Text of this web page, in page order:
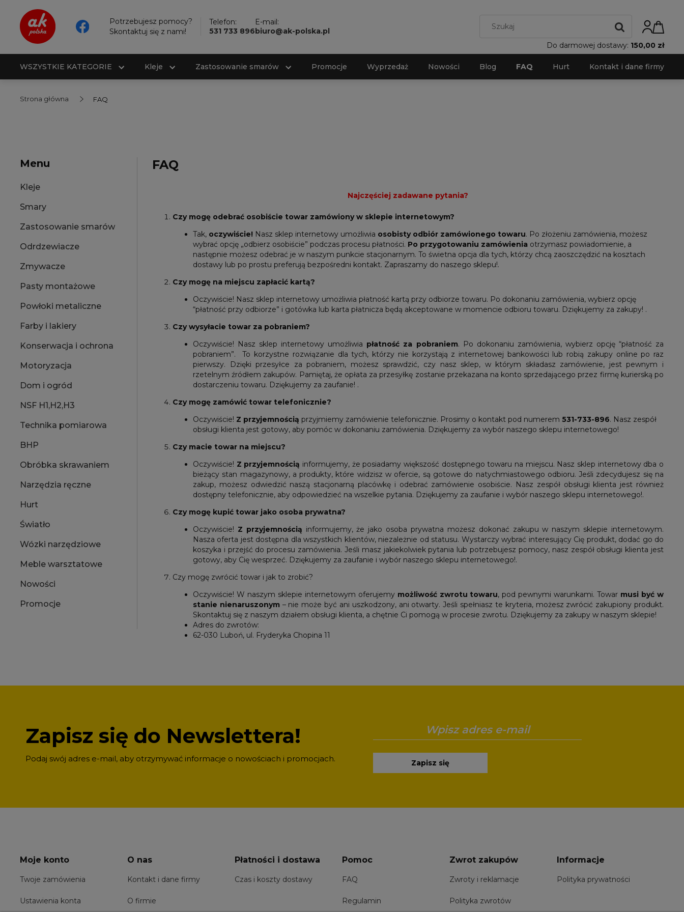
Potrzebujesz pomocy?
Skontaktuj się z nami!
Telefon:
531 733 896
E-mail:
biuro@ak-polska.pl
Do darmowej dostawy: 150,00 zł
WSZYSTKIE KATEGORIE Kleje Zastosowanie smarów Promocje Wyprzedaż Nowości Blog FAQ Hurt Kontakt i dane firmy
Strona główna FAQ
Menu
Kleje
Smary
Zastosowanie smarów
Odrdzewiacze
Zmywacze
Pasty montażowe
Powłoki metaliczne
Farby i lakiery
Konserwacja i ochrona
Motoryzacja
Dom i ogród
NSF H1,H2,H3
Technika pomiarowa
BHP
Obróbka skrawaniem
Narzędzia ręczne
Hurt
Światło
Wózki narzędziowe
Meble warsztatowe
Nowości
Promocje
FAQ
Najczęściej zadawane pytania?
Czy mogę odebrać osobiście towar zamówiony w sklepie internetowym?
Tak, oczywiście! Nasz sklep internetowy umożliwia osobisty odbiór zamówionego towaru. Po złożeniu zamówienia, możesz
wybrać opcję „odbierz osobiście” podczas procesu płatności. Po przygotowaniu zamówienia otrzymasz powiadomienie, a
następnie możesz odebrać je w naszym punkcie stacjonarnym. To świetna opcja dla tych, którzy chcą zaoszczędzić na kosztach
dostawy lub po prostu preferują bezpośredni kontakt. Zapraszamy do naszego sklepu!.
Czy mogę na miejscu zapłacić kartą?
Oczywiście! Nasz sklep internetowy umożliwia płatność kartą przy odbiorze towaru. Po dokonaniu zamówienia, wybierz opcję
“płatność przy odbiorze” i gotówka lub karta płatnicza będą akceptowane w momencie odbioru towaru. Dziękujemy za zakupy! .
Czy wysyłacie towar za pobraniem?
Oczywiście! Nasz sklep internetowy umożliwia płatność za pobraniem. Po dokonaniu zamówienia, wybierz opcję “płatność za
pobraniem”. To korzystne rozwiązanie dla tych, którzy nie korzystają z internetowej bankowości lub robią zakupy online po raz
pierwszy. Dzięki przesyłce za pobraniem, możesz sprawdzić, czy nasz sklep, w którym składasz zamówienie, jest pewnym i
rzetelnym źródłem zakupów. Pamiętaj, że opłata za przesyłkę zostanie przekazana na konto sprzedającego przez firmę kurierską po
dostarczeniu towaru. Dziękujemy za zaufanie! .
Czy mogę zamówić towar telefonicznie?
Oczywiście! Z przyjemnością przyjmiemy zamówienie telefonicznie. Prosimy o kontakt pod numerem 531-733-896. Nasz zespół
obsługi klienta jest gotowy, aby pomóc w dokonaniu zamówienia. Dziękujemy za wybór naszego sklepu internetowego!
Czy macie towar na miejscu?
Oczywiście! Z przyjemnością informujemy, że posiadamy większość dostępnego towaru na miejscu. Nasz sklep internetowy dba o
bieżący stan magazynowy, a produkty, które widzisz w ofercie, są gotowe do natychmiastowego odbioru. Jeśli zdecydujesz się na
zakup, możesz odwiedzić naszą stacjonarną placówkę i odebrać zamówienie osobiście. Nasz zespół obsługi klienta jest również
dostępny telefonicznie, aby odpowiedzieć na wszelkie pytania. Dziękujemy za zaufanie i wybór naszego sklepu internetowego!.
Czy mogę kupić towar jako osoba prywatna?
Oczywiście! Z przyjemnością informujemy, że jako osoba prywatna możesz dokonać zakupu w naszym sklepie internetowym.
Nasza oferta jest dostępna dla wszystkich klientów, niezależnie od statusu. Wystarczy wybrać interesujący Cię produkt, dodać go do
koszyka i przejść do procesu zamówienia. Jeśli masz jakiekolwiek pytania lub potrzebujesz pomocy, nasz zespół obsługi klienta jest
gotowy, aby Cię wesprzeć. Dziękujemy za zaufanie i wybór naszego sklepu internetowego!.
Czy mogę zwrócić towar i jak to zrobić?
Oczywiście! W naszym sklepie internetowym oferujemy możliwość zwrotu towaru, pod pewnymi warunkami. Towar musi być w
stanie nienaruszonym– nie może być ani uszkodzony, ani otwarty. Jeśli spełniasz te kryteria, możesz zwrócić zakupiony produkt.
Skontaktuj się z naszym działem obsługi klienta, a chętnie Ci pomogą w procesie zwrotu. Dziękujemy za zakupy w naszym sklepie!
Adres do zwrotów:
62-030 Luboń, ul. Fryderyka Chopina 11
Zapisz się do Newslettera!
Podaj swój adres e-mail, aby otrzymywać informacje o nowościach i promocjach. Zapisz się
Moje konto
Twoje zamówienia
Ustawienia konta
O nas
Kontakt i dane firmy
O firmie
Płatności i dostawa
Czas i koszty dostawy
Pomoc
FAQ
Regulamin
Zwrot zakupów
Zwroty i reklamacje
Polityka zwrotów
Informacje
Polityka prywatności